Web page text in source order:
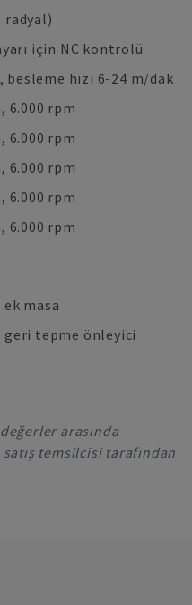
radyal)
için NC kontrolü
hızı 6-24 m/dak
6.000 rpm
6.000 rpm
6.000 rpm
6.000 rpm
6.000 rpm
masa
geri tepme önleyici
arasında
temsilcisi tarafından